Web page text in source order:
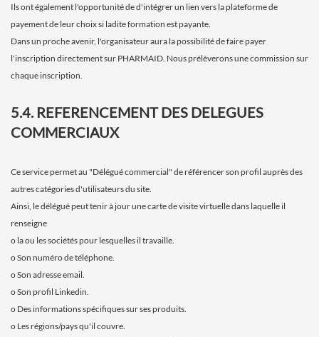
Ils ont également l'opportunité de d'intégrer un lien vers la plateforme de
payement de leur choix si ladite formation est payante.
Dans un proche avenir, l'organisateur aura la possibilité de faire payer
l'inscription directement sur PHARMAID. Nous prélèverons une commission sur
chaque inscription.
5.4. REFERENCEMENT DES DELEGUES
COMMERCIAUX
Ce service permet au "Délégué commercial" de référencer son profil auprès des
autres catégories d'utilisateurs du site.
Ainsi, le délégué peut tenir à jour une carte de visite virtuelle dans laquelle il
renseigne
o la ou les sociétés pour lesquelles il travaille.
o Son numéro de téléphone.
o Son adresse email.
o Son profil Linkedin.
o Des informations spécifiques sur ses produits.
o Les régions/pays qu'il couvre.